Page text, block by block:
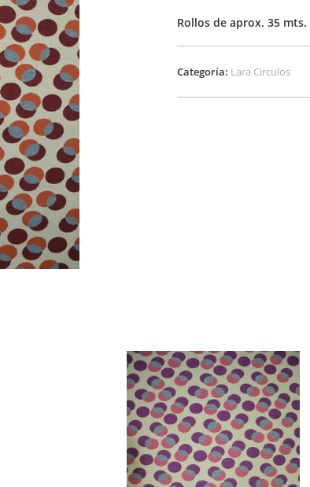
Rollos de aprox. 35 mts.
Categoría: Lara Circulos